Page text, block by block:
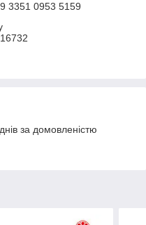
3351 0953 5159
за домовленістю